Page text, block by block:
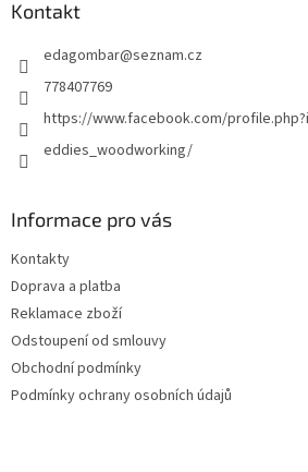
Kontakt
edagombar@seznam.cz
778407769
https://www.facebook.com/
eddies_woodworking/
Informace pro vás
Kontakty
Doprava a platba
Reklamace zboží
Odstoupení od smlouvy
Obchodní podmínky
Podmínky ochrany osobních údajů